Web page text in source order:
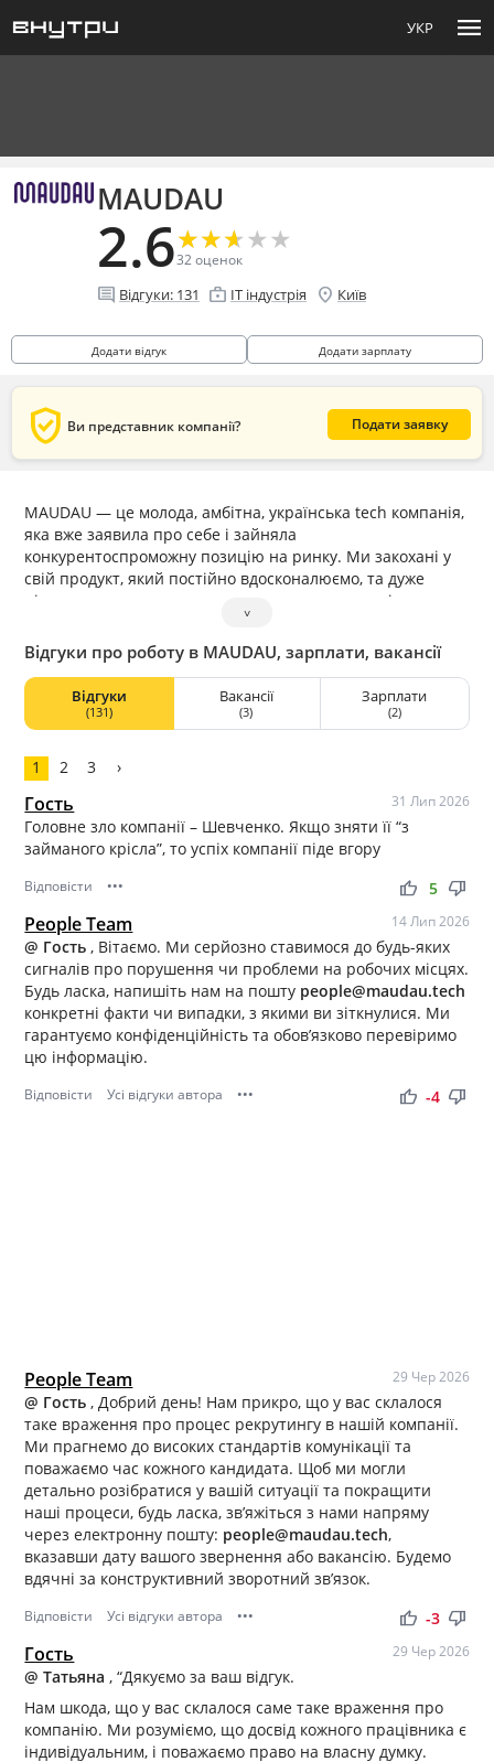
УКР menu
MAUDAU
2.6★
★★
★★
★★
★★
★
32оценок
comment Відгуки: 131 enterprise IT індустрія location_on Київ
Додати відгук Додати зарплату
verified_user Ви представник компанії? Подати заявку
МAUDAU — це молода, амбітна, українська tech компанія,
яка вже заявила про себе і зайняла
конкурентоспроможну позицію на ринку. Ми закохані у
свій продукт, який постійно вдосконалюємо, та дуже
цінуємо нашого гостя, заради якого створюємо і
перевершуємо себе кожен день.
Ми прагнемо змінювати ринок і постійно шукаємо у
ньому нові можливості. Ми створюємо якісний, сучасний
і головне, український продукт! Сьогодні у нас в команді
вже понад 200 людей, і ми будемо зростати далі.
Приєднуйся, щоб будувати разом!
Ми небайдужі до світу, що нас оточує і підтримуємо тих,
хто цього потребує. Ми формуємо активності, з яких ми
передаємо товари або гроші на благодійність, серед них
продаж нашого крутезного брендового стікерпака,
«підвішені підгузки» (ви можете додати благодійний
наборів для коктейлів на нашій платформі) і ще багато
нагальних потреб.
˅
Відгуки про роботу в MAUDAU, зарплати, вакансії
Відгуки
(131)
Вакансії
(3)
Зарплати
(2)
1 2 3 ›
Гость 31 Лип 2026
Головне зло компанії – Шевченко. Якщо зняти її “з
займаного крісла”, то успіх компанії піде вгору
Відповісти ••• thumb_up thumb_down
5
People Team 14 Лип 2026
@ Гость, Вітаємо. Ми серйозно ставимося до будь-яких
сигналів про порушення чи проблеми на робочих місцях.
Будь ласка, напишіть нам на пошту people@maudau.tech
конкретні факти чи випадки, з якими ви зіткнулися. Ми
гарантуємо конфіденційність та обов’язково перевіримо
цю інформацію.
Відповісти Усі відгуки автора ••• thumb_up thumb_down
-4
People Team 29 Чер 2026
@ Гость, Добрий день! Нам прикро, що у вас склалося
таке враження про процес рекрутингу в нашій компанії.
Ми прагнемо до високих стандартів комунікації та
поважаємо час кожного кандидата. Щоб ми могли
детально розібратися у вашій ситуації та покращити
наші процеси, будь ласка, зв’яжіться з нами напряму
через електронну пошту: people@maudau.tech,
вказавши дату вашого звернення або вакансію. Будемо
вдячні за конструктивний зворотний зв’язок.
Відповісти Усі відгуки автора ••• thumb_up thumb_down
-3
Гость 29 Чер 2026
@ Татьяна, “Дякуємо за ваш відгук.
Нам шкода, що у вас склалося саме таке враження про
компанію. Ми розуміємо, що досвід кожного працівника є
індивідуальним, і поважаємо право на власну думку.